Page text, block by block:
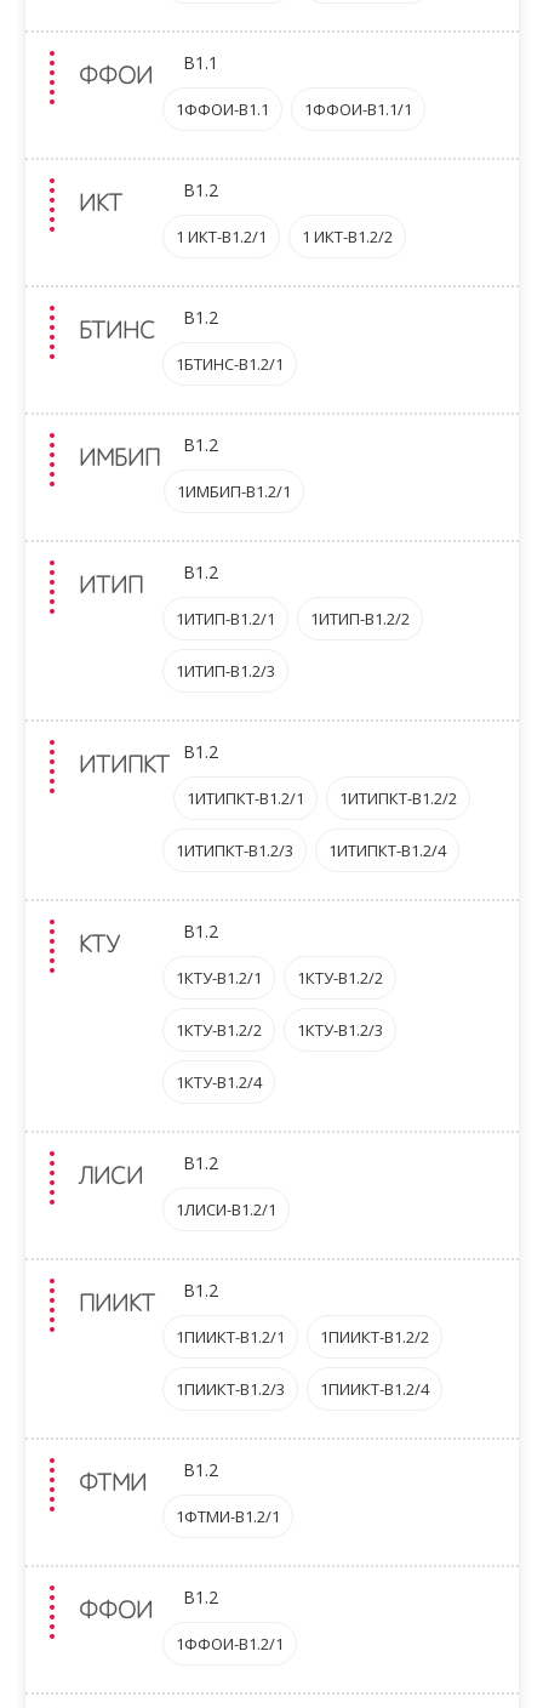
ФФОИ
B1.1
1ФФОИ-B1.1 1ФФОИ-B1.1/1
ИКТ
B1.2
1 ИКТ-B1.2/1 1 ИКТ-B1.2/2
БТИНС
B1.2
1БТИНС-B1.2/1
ИМБИП
B1.2
1ИМБИП-B1.2/1
ИТИП
B1.2
1ИТИП-B1.2/1 1ИТИП-B1.2/2
1ИТИП-B1.2/3
ИТИПКТ
B1.2
1ИТИПКТ-B1.2/1 1ИТИПКТ-B1.2/2
1ИТИПКТ-B1.2/3 1ИТИПКТ-B1.2/4
КТУ
B1.2
1КТУ-B1.2/1 1КТУ-B1.2/2
1КТУ-B1.2/2 1КТУ-B1.2/3
1КТУ-B1.2/4
ЛИСИ
B1.2
1ЛИСИ-B1.2/1
ПИИКТ
B1.2
1ПИИКТ-B1.2/1 1ПИИКТ-B1.2/2
1ПИИКТ-B1.2/3 1ПИИКТ-B1.2/4
ФТМИ
B1.2
1ФТМИ-B1.2/1
ФФОИ
B1.2
1ФФОИ-B1.2/1